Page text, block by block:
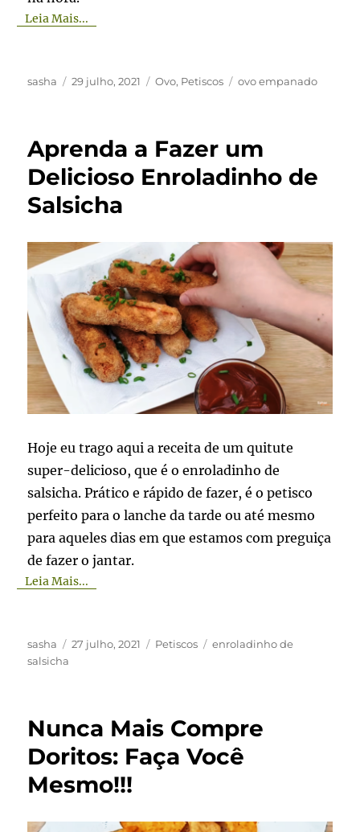
Leia Mais...
Autor
sasha
Publicado
29 julho, 2021 Categorias
Ovo, Petiscos Tags
ovo empanado
Aprenda a Fazer um
Delicioso Enroladinho de
Salsicha
Hoje eu trago aqui a receita de um quitute
super-delicioso, que é o enroladinho de
salsicha. Prático e rápido de fazer, é o petisco
perfeito para o lanche da tarde ou até mesmo
para aqueles dias em que estamos com preguiça
de fazer o jantar.
Leia Mais...
Autor
sasha
Publicado
27 julho, 2021 Categorias
Petiscos Tags
enroladinho de
salsicha
Nunca Mais Compre
Doritos: Faça Você
Mesmo!!!